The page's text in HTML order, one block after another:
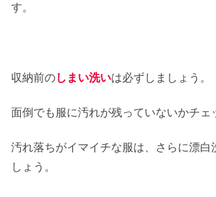
す。
収納前のしまい洗いは必ずしましょう。
面倒でも服に汚れが残っていないかチェ
汚れ落ちがイマイチな服は、さらに漂白
しょう。